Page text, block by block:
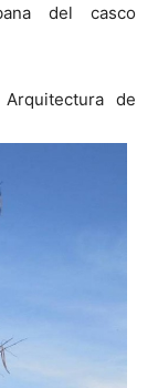
del casco
de